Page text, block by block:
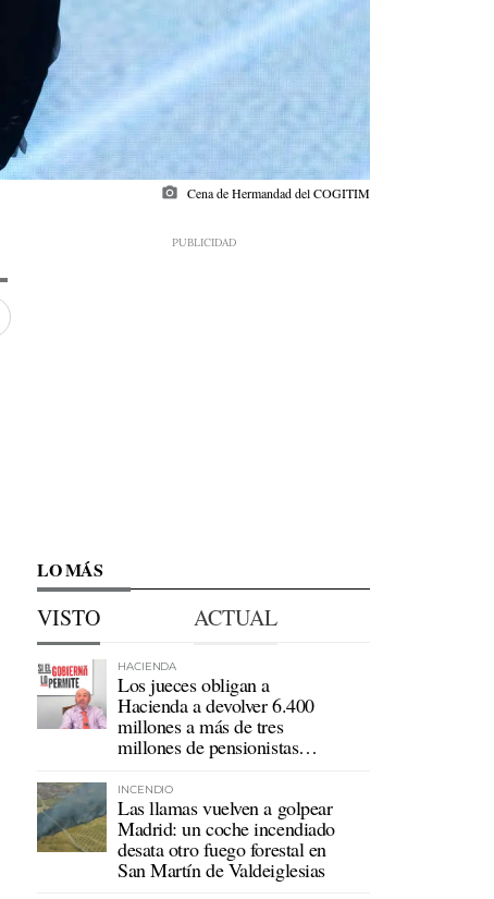
photo_camera Cena de Hermandad del COGITIM
LO MÁS
VISTO ACTUAL
HACIENDA
Los jueces obligan a
Hacienda a devolver 6.400
millones a más de tres
millones de pensionistas
INCENDIO
Las llamas vuelven a golpear
Madrid: un coche incendiado
desata otro fuego forestal en
San Martín de Valdeiglesias